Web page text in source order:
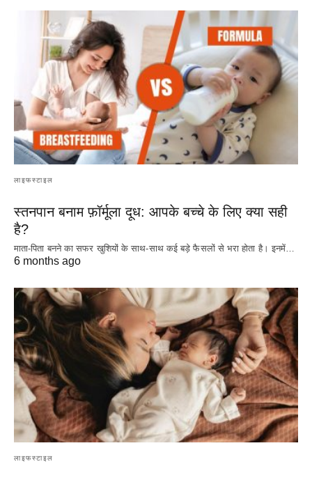
लाइफस्टाइल
स्तनपान बनाम फ़ॉर्मूला दूध: आपके बच्चे के लिए क्या सही
है?
माता-पिता बनने का सफर खुशियों के साथ-साथ कई बड़े फैसलों से भरा होता है। इनमें…
6 months ago
लाइफस्टाइल